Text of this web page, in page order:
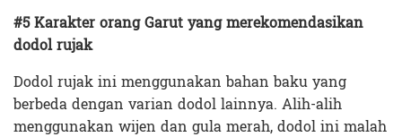
#5 Karakter orang Garut yang merekomendasikan
dodol rujak
Dodol rujak ini menggunakan bahan baku yang
berbeda dengan varian dodol lainnya. Alih-alih
menggunakan wijen dan gula merah, dodol ini malah